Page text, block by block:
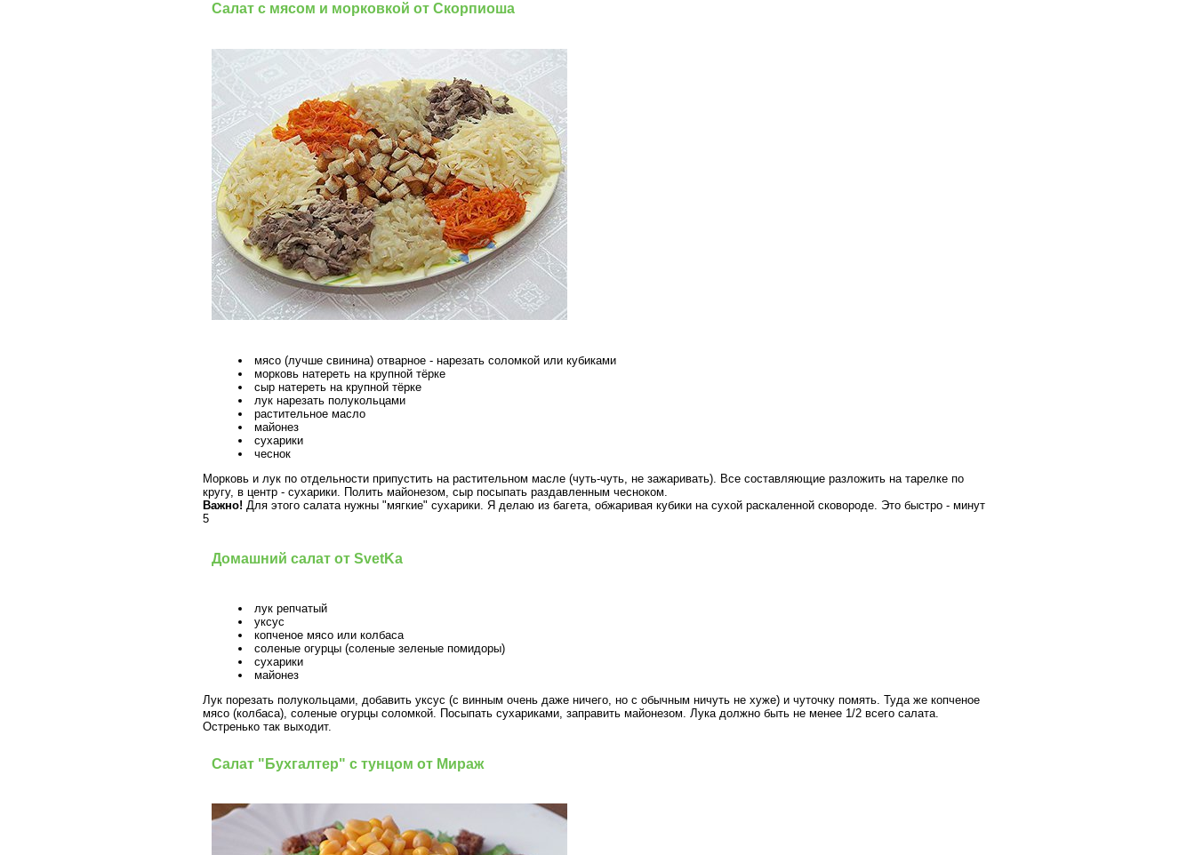
Салат с мясом и морковкой от Скорпиоша
мясо (лучше свинина) отварное - нарезать соломкой или кубиками
морковь натереть на крупной тёрке
сыр натереть на крупной тёрке
лук нарезать полукольцами
растительное масло
майонез
сухарики
чеснок
Морковь и лук по отдельности припустить на растительном масле (чуть-чуть, не зажаривать). Все составляющие разложить на тарелке по
кругу, в центр - сухарики. Полить майонезом, сыр посыпать раздавленным чесноком.
Важно! Для этого салата нужны "мягкие" сухарики. Я делаю из багета, обжаривая кубики на сухой раскаленной сковороде. Это быстро - минут
5
Домашний салат от SvetKa
лук репчатый
уксус
копченое мясо или колбаса
соленые огурцы (соленые зеленые помидоры)
сухарики
майонез
Лук порезать полукольцами, добавить уксус (с винным очень даже ничего, но с обычным ничуть не хуже) и чуточку помять. Туда же копченое
мясо (колбаса), соленые огурцы соломкой. Посыпать сухариками, заправить майонезом. Лука должно быть не менее 1/2 всего салата.
Остренько так выходит.
Салат "Бухгалтер" с тунцом от Мираж